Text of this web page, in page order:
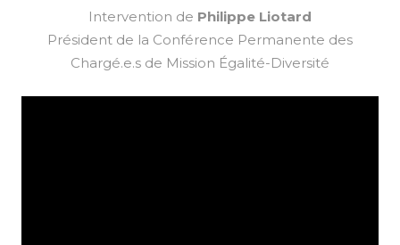
Intervention de Philippe Liotard
Président de la Conférence Permanente des
Chargé.e.s de Mission Égalité-Diversité